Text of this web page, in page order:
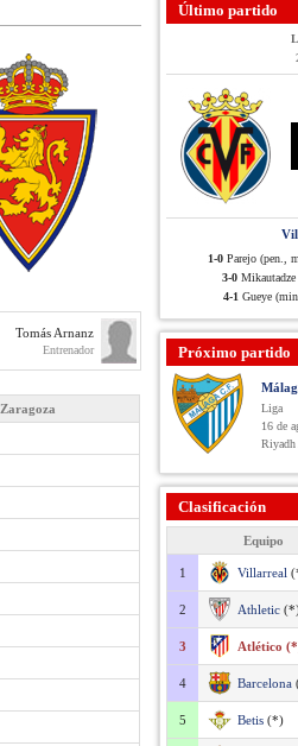
Tomás Arnanz
Entrenador
Zaragoza
Último partido
1-0 Parejo (pen.,
3-0
4-1 Gueye
Próximo partido
Liga
16 de
Clasificación
Equipo
1 Villarreal
2 Athletic
3 Atlético
4 Barcelona
5 Betis (*)